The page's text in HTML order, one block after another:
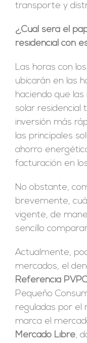
transporte y
¿Cuál será el
residencial con
Las horas con
ubicarán en las
haciendo que
solar residencial
inversión más
las principales
ahorro
facturación en
No obstante,
brevemente,
vigente, de
sencillo
Actualmente,
mercados, el
Referencia
Pequeño
reguladas por el
marca el
Mercado Libre,